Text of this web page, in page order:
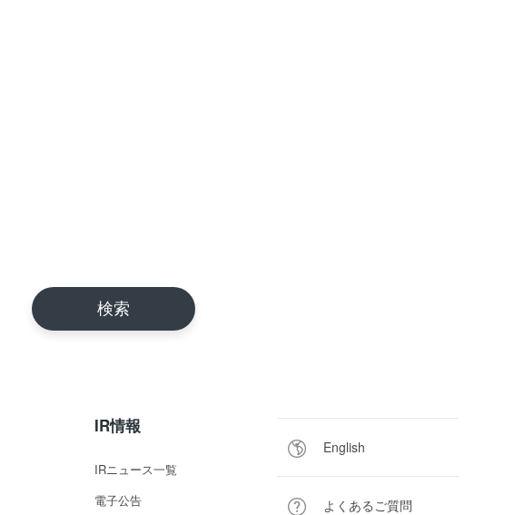
IR情報
IRニュース一覧
電子公告
English
よくあるご質問